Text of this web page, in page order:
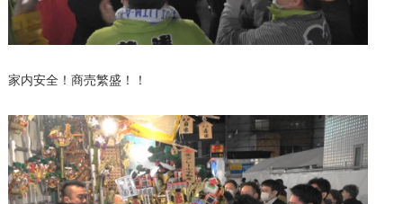
家内安全！商売繁盛！！